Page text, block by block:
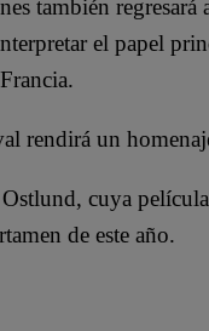
también
el papel
rendirá un
cuya
de este año.